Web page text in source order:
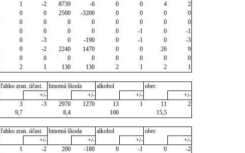
1 -2 8739 -6 0 0 4
2
0 0 2500 -3200 0 0 0
0
0 0 0 0 0 0 0
0
0 0 0 0 0 -1 0
-1
0 -3 0 -190 0 -1 0
-3
0 -2 2240 1470 0 0 26
9
0 0 0 0 0 0 0
0
2 1 130 130 2 1 2
1
ľahko zran. účast. hmotná škoda alkohol
obec
+/- +/- +/-
+/-
3 -3 2970 1270 13 1 11
2
9,7 8,4 100
15,5
ľahko zran. účast. hmotná škoda alkohol
obec
+/- +/- +/-
+/-
1 -2 200 -180 0 -1 0
-2